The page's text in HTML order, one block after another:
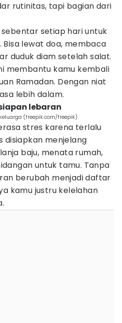
rutinitas, tapi bagian dari
setiap hari untuk
lewat doa, membaca
duduk diam setelah salat.
membantu kamu kembali
Ramadan. Dengan niat
lebih dalam.
lebaran
(freepik.com/freepik)
stres karena terlalu
disiapkan menjelang
baju, menata rumah,
untuk tamu. Tanpa
berubah menjadi daftar
kamu justru kelelahan